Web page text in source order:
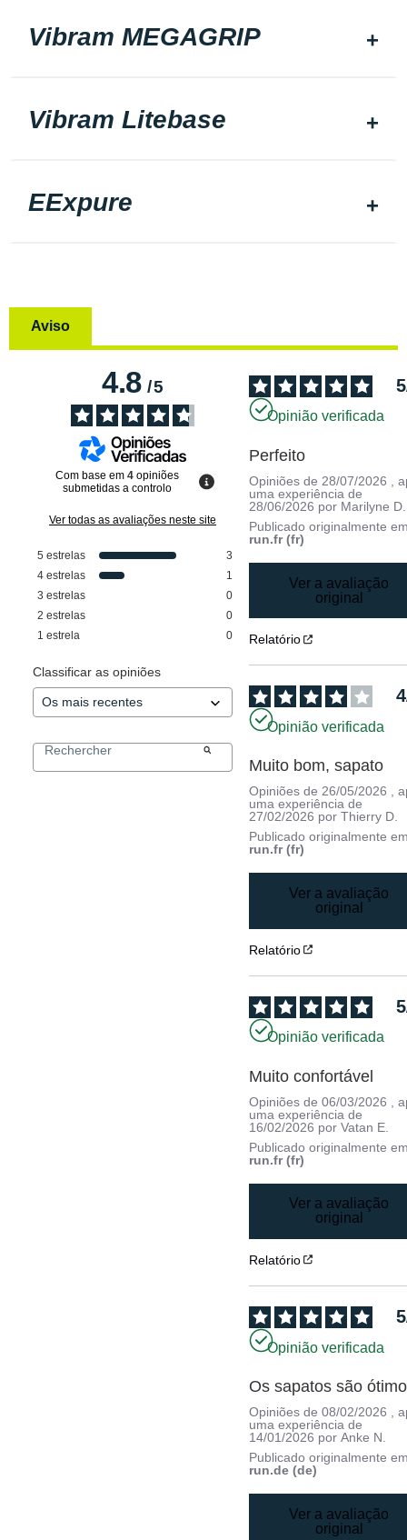
Vibram MEGAGRIP
Vibram Litebase
EExpure
Aviso
4.8/5
Com base em 4 opiniões
submetidas a controlo
Ver todas as avaliações neste site
5 estrelas
3
4 estrelas
1
3 estrelas
0
2 estrelas
0
1 estrela 0
Classificar as opiniões
5
Opinião verificada
Perfeito
Opiniões de 28/07/2026
,
uma experiência de
28/06/2026 por Marilyne D.
Publicado originalmente
run.fr (fr)
Ver a avaliação
original
Relatório
4
Opinião verificada
Muito bom, sapato
Opiniões de26/05/2026 ,
uma experiência de
27/02/2026 porThierry D.
Publicado originalmente
run.fr (fr)
Ver a avaliação
original
Relatório
5
Opinião verificada
Muito confortável
Opiniões de06/03/2026
,
uma experiência de
16/02/2026 porVatan E.
Publicado originalmente
run.fr (fr)
Ver a avaliação
original
Relatório
5
Opinião verificada
Os sapatos são
Opiniões de08/02/2026
,
uma experiência de
14/01/2026 porAnke N.
Publicado originalmente
run.de (de)
Ver a avaliação
original